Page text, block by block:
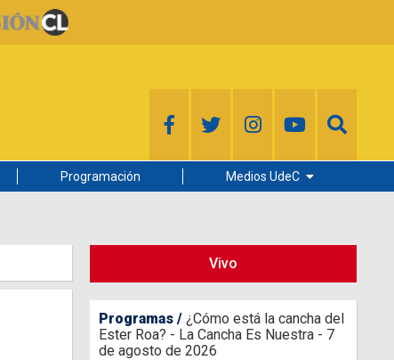
Programación Medios UdeC
Radio UdeC
Vivo
Programas
¿Cómo está la cancha del
Ester Roa? - La Cancha Es Nuestra - 7
de agosto de 2026